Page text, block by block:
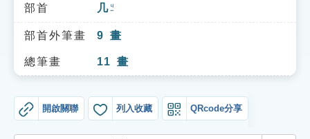
索引選單
知識索引
單字索引
部首 几ㄐㄧ
部首外筆畫 9 畫
總筆畫 11 畫
開啟關聯 列入收藏 QRcode分享